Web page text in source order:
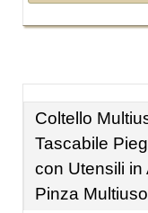
Coltello
Tascabile
con Utensili in
Pinza